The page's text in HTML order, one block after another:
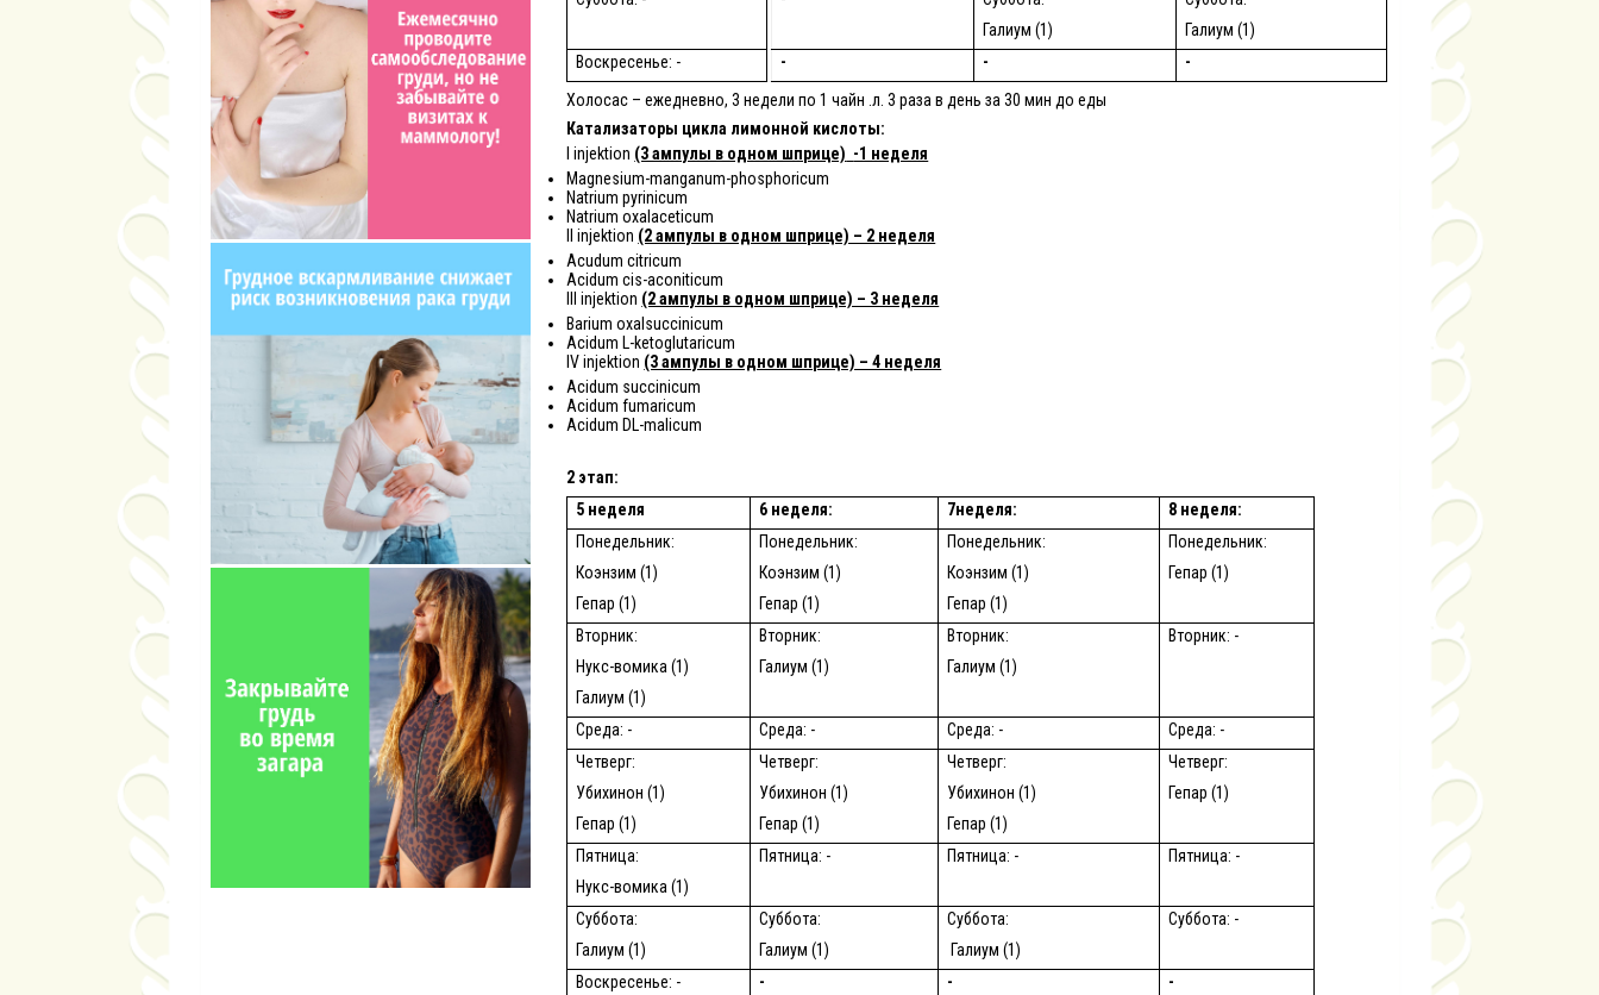
Галиум (1)
Галиум (1)
Воскресенье: -
- -
-
Холосас – ежедневно,3 недели по 1 чайн .л. 3 раза в день за 30 мин до еды
Катализаторы цикла лимонной кислоты:
I injektion (3 ампулы в одном шприце) -1 неделя
Magnesium-manganum-phosphoricum
Natrium pyrinicum
Natrium oxalaceticum
II injektion (2 ампулы в одном шприце) – 2 неделя
Acudum citricum
Acidum cis-aconiticum
III injektion (2 ампулы в одном шприце) – 3 неделя
Barium oxalsuccinicum
Acidum L-ketoglutaricum
IV injektion (3 ампулы в одном шприце) – 4 неделя
Acidum succinicum
Acidum fumaricum
Acidum DL-malicum
2 этап:
5 неделя
6 неделя: 7неделя:
8 неделя:
Понедельник:
Коэнзим (1)
Гепар (1)
Понедельник:
Коэнзим (1)
Гепар (1)
Понедельник:
Коэнзим (1)
Гепар (1)
Понедельник:
Гепар (1)
Вторник:
Нукс-вомика (1)
Галиум (1)
Вторник:
Галиум (1)
Вторник:
Галиум (1)
Вторник: -
Среда: - Среда: - Среда: -
Среда: -
Четверг:
Убихинон (1)
Гепар (1)
Четверг:
Убихинон (1)
Гепар (1)
Четверг:
Убихинон (1)
Гепар (1)
Четверг:
Гепар (1)
Пятница:
Нукс-вомика (1)
Пятница: - Пятница: - Пятница: -
Суббота:
Галиум (1)
Суббота:
Галиум (1)
Суббота:
Галиум (1)
Суббота: -
Воскресенье: - - -
-